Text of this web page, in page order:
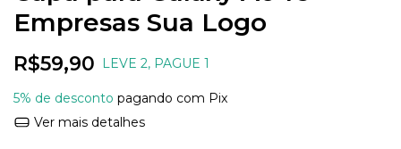
Empresas Sua Logo
R$59,90 LEVE 2, PAGUE 1
5% de desconto pagando com Pix
Ver mais detalhes